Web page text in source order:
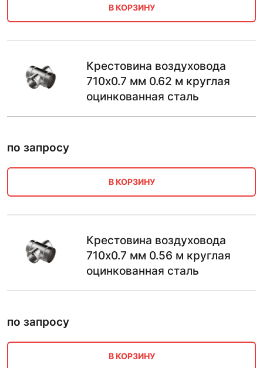
В КОРЗИНУ
Крестовина воздуховода
710х0.7 мм 0.62 м круглая
оцинкованная сталь
по запросу
В КОРЗИНУ
Крестовина воздуховода
710х0.7 мм 0.56 м круглая
оцинкованная сталь
по запросу
В КОРЗИНУ